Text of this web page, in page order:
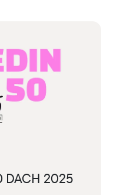
DACH 2025